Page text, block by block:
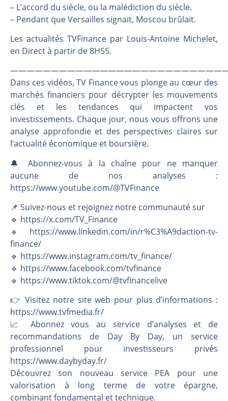
– L’accord du siècle, ou la malédiction du siècle.
– Pendant que Versailles signait, Moscou brûlait.
Les actualités TVFinance par Louis-Antoine Michelet,
en Direct à partir de 8H55.
Dans ces vidéos, TV Finance vous plonge au cœur des
marchés financiers pour décrypter les mouvements
clés et les tendances qui impactent vos
investissements. Chaque jour, nous vous offrons une
analyse approfondie et des perspectives claires sur
l’actualité économique et boursière.
🔔 Abonnez-vous à la chaîne pour ne manquer
aucune de nos analyses :
https://www.youtube.com/@TVFinance
📌 Suivez-nous et rejoignez notre communauté sur
🔹 https://x.com/TV_Finance
🔹 https://www.linkedin.com/in/r%C3%A9daction-tv-
finance/
🔹 https://www.instagram.com/tv_finance/
🔹 https://www.facebook.com/tvfinance
🔹 https://www.tiktok.com/@tvfinancelive
👉️ Visitez notre site web pour plus d’informations :
https://www.tvfmedia.fr/
📈 Abonnez vous au service d’analyses et de
recommandations de Day By Day, un service
professionnel pour investisseurs privés
https://www.daybyday.fr/
Découvrez son nouveau service PEA pour une
valorisation à long terme de votre épargne,
combinant fondamental et technique.